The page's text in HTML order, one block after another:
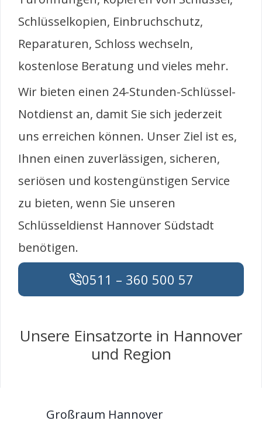
Schlüsselkopien, Einbruchschutz,
Reparaturen, Schloss wechseln,
kostenlose Beratung und vieles mehr.
Wir bieten einen 24-Stunden-Schlüssel-
Notdienst an, damit Sie sich jederzeit
uns erreichen können. Unser Ziel ist es,
Ihnen einen zuverlässigen, sicheren,
seriösen und kostengünstigen Service
zu bieten, wenn Sie unseren
Schlüsseldienst Hannover Südstadt
benötigen.
0511 – 360 500 57
Unsere Einsatzorte in Hannover
und Region
Großraum Hannover